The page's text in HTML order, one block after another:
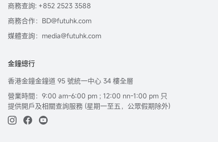
商務查詢: +852 2523 3588
商務合作：BD@futuhk.com
媒體查詢：media@futuhk.com
金鐘總行
香港金鐘金鐘道 95 號統一中心 34 樓全層
營業時間：9:00 am-6:00 pm ; 12:00 nn-1:00 pm 只
提供開戶及相關查詢服務 (星期一至五，公眾假期除外)